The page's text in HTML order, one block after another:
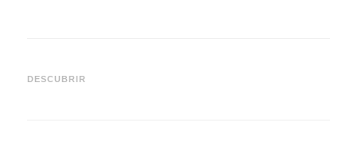
DESCUBRIR
automedición y lo que